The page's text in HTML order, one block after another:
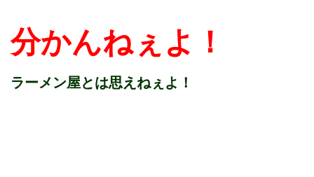
分かんねぇよ！
ラーメン屋とは思えねぇよ！